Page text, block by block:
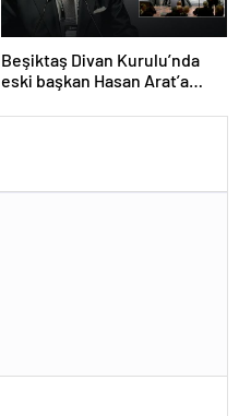
Beşiktaş Divan Kurulu’nda
eski başkan Hasan Arat’a
ertelendi